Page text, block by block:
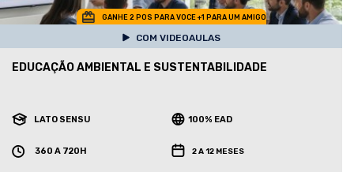
GANHE 2 POS PARA VOCE +1 PARA UM AMIGO
COM VIDEOAULAS
EDUCAÇÃO AMBIENTAL E SUSTENTABILIDADE
LATO SENSU 100% EAD
360 A 720H 2 A 12 MESES